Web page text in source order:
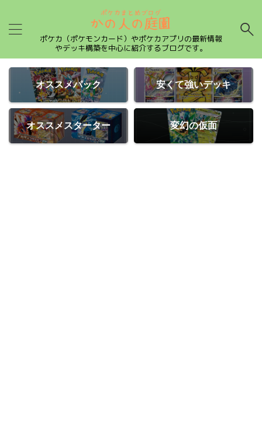
ポケカ（ポケモンカード）やポケカアプリの最新情報
やデッキ構築を中心に紹介するブログです。
オススメパック 安くて強いデッキ
オススメスターター 変幻の仮面